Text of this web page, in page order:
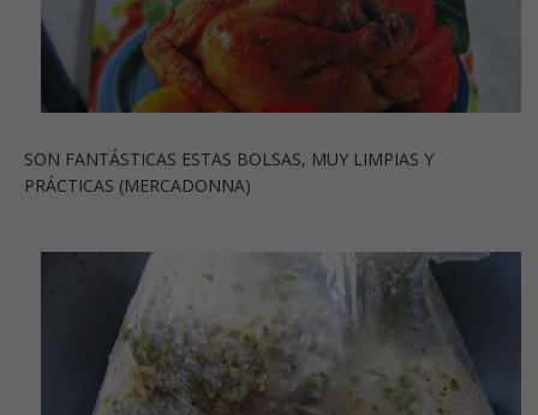
SON FANTÁSTICAS ESTAS BOLSAS, MUY LIMPIAS Y
PRÁCTICAS (MERCADONNA)